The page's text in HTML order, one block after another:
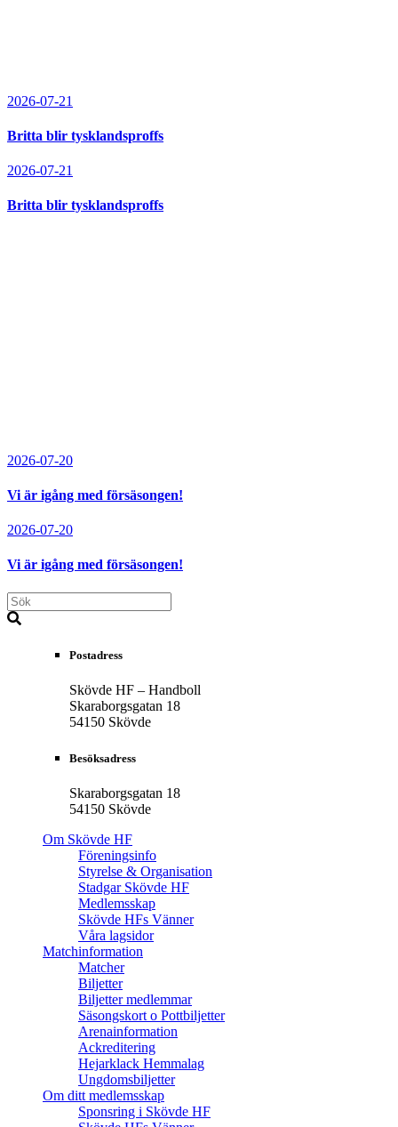
2026-07-21
Britta blir tysklandsproffs
2026-07-21
Britta blir tysklandsproffs
2026-07-20
Vi är igång med försäsongen!
2026-07-20
Vi är igång med försäsongen!
Postadress
Skövde HF – Handboll
Skaraborgsgatan 18
54150 Skövde
Besöksadress
Skaraborgsgatan 18
54150 Skövde
Om Skövde HF
Föreningsinfo
Styrelse & Organisation
Stadgar Skövde HF
Medlemsskap
Skövde HFs Vänner
Våra lagsidor
Matchinformation
Matcher
Biljetter
Biljetter medlemmar
Säsongskort o Pottbiljetter
Arenainformation
Ackreditering
Hejarklack Hemmalag
Ungdomsbiljetter
Om ditt medlemsskap
Sponsring i Skövde HF